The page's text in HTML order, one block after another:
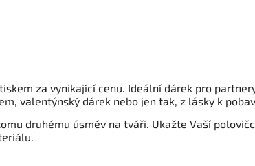
za vynikající cenu. Ideální dárek pro
valentýnský dárek nebo jen tak, z lásky k
druhému úsměv na tváři. Ukažte Vaší